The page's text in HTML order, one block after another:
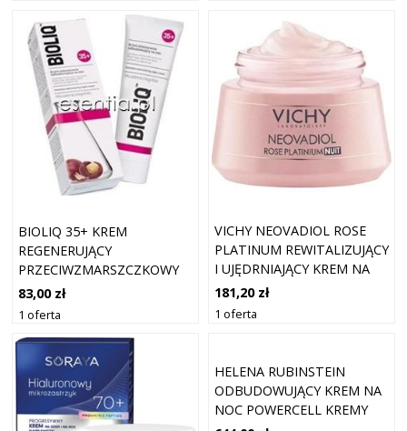
BIOLIQ 35+ KREM
REGENERUJĄCY
PRZECIWZMARSZCZKOWY
NA NOC 50 ML
83,00 zł
1 oferta
VICHY NEOVADIOL ROSE
PLATINUM REWITALIZUJĄCY
I UJĘDRNIAJĄCY KREM NA
NOC 50ML
181,20 zł
1 oferta
HELENA RUBINSTEIN
ODBUDOWUJĄCY KREM NA
NOC POWERCELL KREMY